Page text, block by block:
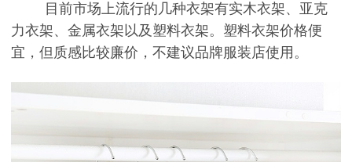
目前市场上流行的几种衣架有实木衣架、亚克
力衣架、金属衣架以及塑料衣架。塑料衣架价格便
宜，但质感比较廉价，不建议品牌服装店使用。